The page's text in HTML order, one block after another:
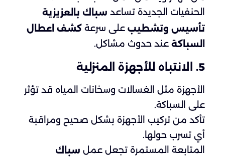
الحنفيات الجديدة تساعد سباك بالعزيزية
تأسيس وتشطيب على سرعة كشف اعطال
السباكة عند حدوث مشاكل.
5. الانتباه للأجهزة المنزلية
الأجهزة مثل الغسالات وسخانات المياه قد تؤثر
على السباكة.
تأكد من تركيب الأجهزة بشكل صحيح ومراقبة
أي تسرب حولها.
المتابعة المستمرة تجعل عمل سباك